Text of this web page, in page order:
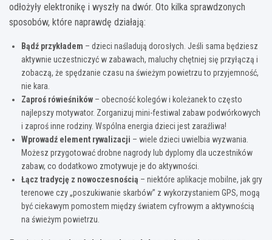
odłożyły elektronikę i wyszły na dwór. Oto kilka sprawdzonych
sposobów, które naprawdę działają:
Bądź przykładem – dzieci naśladują dorosłych. Jeśli sama będziesz
aktywnie uczestniczyć w zabawach, maluchy chętniej się przyłączą i
zobaczą, że spędzanie czasu na świeżym powietrzu to przyjemność,
nie kara.
Zaproś rówieśników – obecność kolegów i koleżanek to często
najlepszy motywator. Zorganizuj mini-festiwal zabaw podwórkowych
i zaproś inne rodziny. Wspólna energia dzieci jest zaraźliwa!
Wprowadź element rywalizacji – wiele dzieci uwielbia wyzwania.
Możesz przygotować drobne nagrody lub dyplomy dla uczestników
zabaw, co dodatkowo zmotywuje je do aktywności.
Łącz tradycję z nowoczesnością – niektóre aplikacje mobilne, jak gry
terenowe czy „poszukiwanie skarbów” z wykorzystaniem GPS, mogą
być ciekawym pomostem między światem cyfrowym a aktywnością
na świeżym powietrzu.